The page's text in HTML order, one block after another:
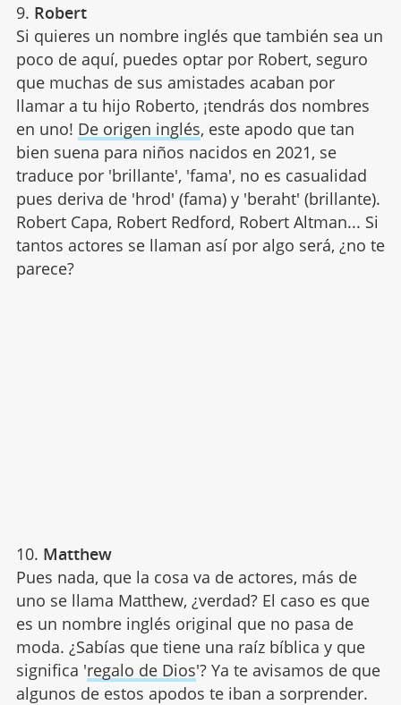
9. Robert
Si quieres un nombre inglés que también sea un
poco de aquí, puedes optar por Robert, seguro
que muchas de sus amistades acaban por
llamar a tu hijo Roberto, ¡tendrás dos nombres
en uno! De origen inglés, este apodo que tan
bien suena para niños nacidos en 2021, se
traduce por 'brillante', 'fama', no es casualidad
pues deriva de 'hrod' (fama) y 'beraht' (brillante).
Robert Capa, Robert Redford, Robert Altman... Si
tantos actores se llaman así por algo será, ¿no te
parece?
10. Matthew
Pues nada, que la cosa va de actores, más de
uno se llama Matthew, ¿verdad? El caso es que
es un nombre inglés original que no pasa de
moda. ¿Sabías que tiene una raíz bíblica y que
significa 'regalo de Dios'? Ya te avisamos de que
algunos de estos apodos te iban a sorprender.